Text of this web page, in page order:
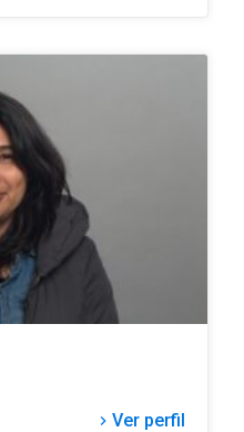
keyboard_arrow_right Ver perfil